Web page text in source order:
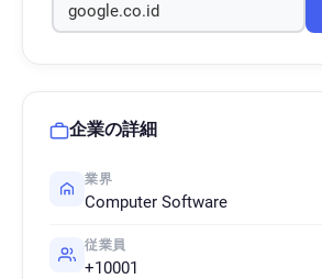
企業の詳細
業界
Computer Software
従業員
+10001